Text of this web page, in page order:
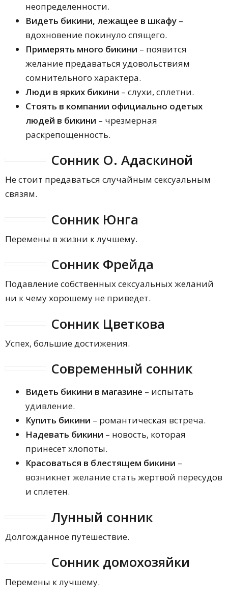
неопределенности.
Видеть бикини, лежащее в шкафу –
вдохновение покинуло спящего.
Примерять много бикини – появится
желание предаваться удовольствиям
сомнительного характера.
Люди в ярких бикини – слухи, сплетни.
Стоять в компании официально одетых
людей в бикини – чрезмерная
раскрепощенность.
Сонник О. Адаскиной
Не стоит предаваться случайным сексуальным
связям.
Сонник Юнга
Перемены в жизни к лучшему.
Сонник Фрейда
Подавление собственных сексуальных желаний
ни к чему хорошему не приведет.
Сонник Цветкова
Успех, большие достижения.
Современный сонник
Видеть бикини в магазине – испытать
удивление.
Купить бикини – романтическая встреча.
Надевать бикини – новость, которая
принесет хлопоты.
Красоваться в блестящем бикини –
возникнет желание стать жертвой пересудов
и сплетен.
Лунный сонник
Долгожданное путешествие.
Сонник домохозяйки
Перемены к лучшему.